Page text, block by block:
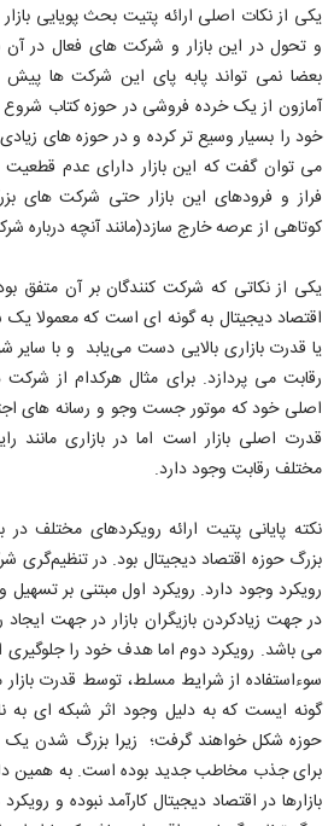
یکی از نکات اصلی ارائه پتیت بحث پویایی
و تحول در این بازار و شرکت های فعال در
بعضا نمی تواند پابه پای این شرکت ها پیش
آمازون از یک خرده فروشی در حوزه کتاب
خود را بسیار وسیع تر کرده و در حوزه های
می توان گفت که این بازار دارای عدم
کوتاهی از عرصه خارج سازد(مانند آنچه درباره
یکی از نکاتی که شرکت کنندگان بر آن متفق
اقتصاد دیجیتال به گونه ای است که معمولا
یا قدرت بازاری بالایی دست می‌یابد و با
رقابت می پردازد. برای مثال هرکدام از
اصلی خود که موتور جست وجو و رسانه های
قدرت اصلی بازار است اما در بازاری مانند
مختلف رقابت وجود دارد.
نکته پایانی پتیت ارائه رویکردهای
بزرگ حوزه اقتصاد دیجیتال بود. در تنظیم‌گری
رویکرد وجود دارد. رویکرد اول مبتنی بر تسهیل
در جهت زیادکردن بازیگران بازار در جهت ایجاد
می باشد. رویکرد دوم اما هدف خود را جلوگیری
سوءاستفاده از شرایط مسلط، توسط قدرت بازار
گونه ایست که به دلیل وجود اثر شبکه ای به
حوزه شکل خواهند گرفت؛ زیرا بزرگ شدن یک
برای جذب مخاطب جدید بوده است. به همین
بازارها در اقتصاد دیجیتال کارآمد نبوده و